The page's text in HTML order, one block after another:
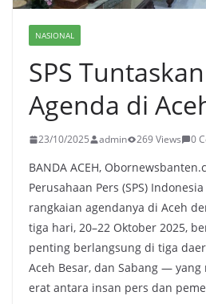
NASIONAL
SPS
Agenda di
23/10/2025 admin 269 Views 0
BANDA ACEH,
Perusahaan Pers (SPS)
rangkaian agendanya di Aceh
tiga hari, 20–22 Oktober 2025,
penting berlangsung di tiga
Aceh Besar, dan Sabang —
erat antara insan pers dan